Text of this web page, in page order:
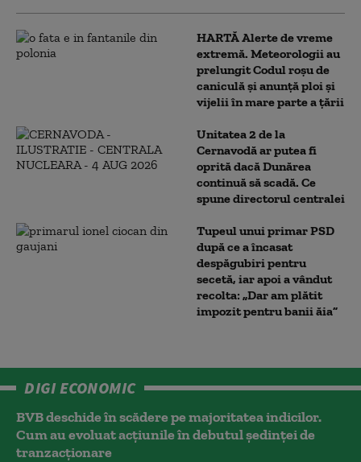
HARTĂ Alerte de vreme
extremă. Meteorologii au
prelungit Codul roșu de
caniculă și anunță ploi și
vijelii în mare parte a țării
Unitatea 2 de la
Cernavodă ar putea fi
oprită dacă Dunărea
continuă să scadă. Ce
spune directorul centralei
Tupeul unui primar PSD
după ce a încasat
despăgubiri pentru
secetă, iar apoi a vândut
recolta: „Dar am plătit
impozit pentru banii ăia”
DIGI ECONOMIC
BVB deschide în scădere pe majoritatea indicilor.
Cum au evoluat acțiunile în debutul ședinței de
tranzacționare